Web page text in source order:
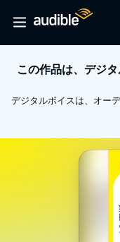
この作品は、デジ
デジタルボイスは、オー